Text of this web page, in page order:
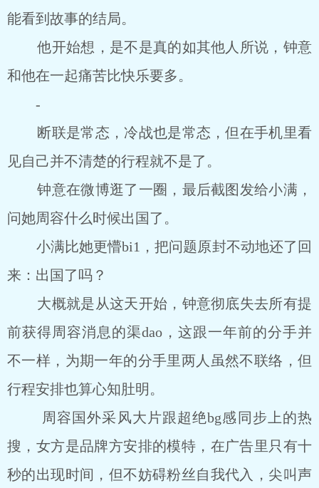
能看到故事的结局。
他开始想，是不是真的如其他人所说，钟意
和他在一起痛苦比快乐要多。
-
断联是常态，冷战也是常态，但在手机里看
见自己并不清楚的行程就不是了。
钟意在微博逛了一圈，最后截图发给小满，
问她周容什么时候出国了。
小满比她更懵bi1，把问题原封不动地还了回
来：出国了吗？
大概就是从这天开始，钟意彻底失去所有提
前获得周容消息的渠dao，这跟一年前的分手并
不一样，为期一年的分手里两人虽然不联络，但
行程安排也算心知肚明。
周容国外采风大片跟超绝bg感同步上的热
搜，女方是品牌方安排的模特，在广告里只有十
秒的出现时间，但不妨碍粉丝自我代入，尖叫声